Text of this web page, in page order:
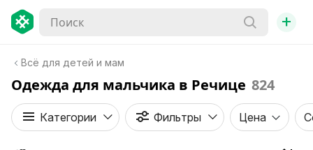
+
Всё для детей и мам
Одежда для мальчика в Речице 824
Категории Фильтры Цена